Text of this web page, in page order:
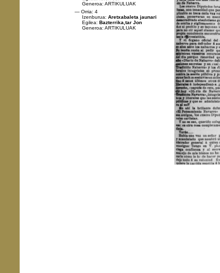
Generoa: ARTIKULUAK
— Orria: 4
Izenburua: Aretxabaleta jaunari
Egilea: Bazterrika,tar Jon
Generoa: ARTIKULUAK